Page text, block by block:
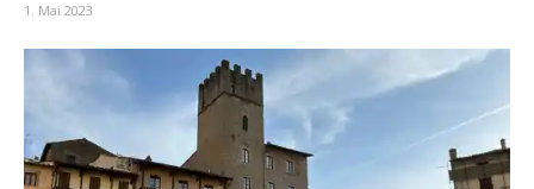
1. Mai 2023